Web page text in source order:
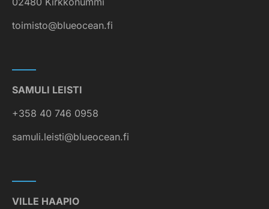
toimisto@blueocean.fi
SAMULI LEISTI
+358 40 746 0958
samuli.leisti@blueocean.fi
VILLE HAAPIO